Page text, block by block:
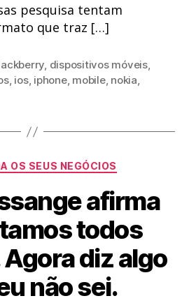
pesquisa tentam
que traz […]
, dispositivos móveis,
, ios, iphone, mobile, nokia,
Categorias
OS SEUS NEGÓCIOS
afirma
todos
diz algo
não sei.